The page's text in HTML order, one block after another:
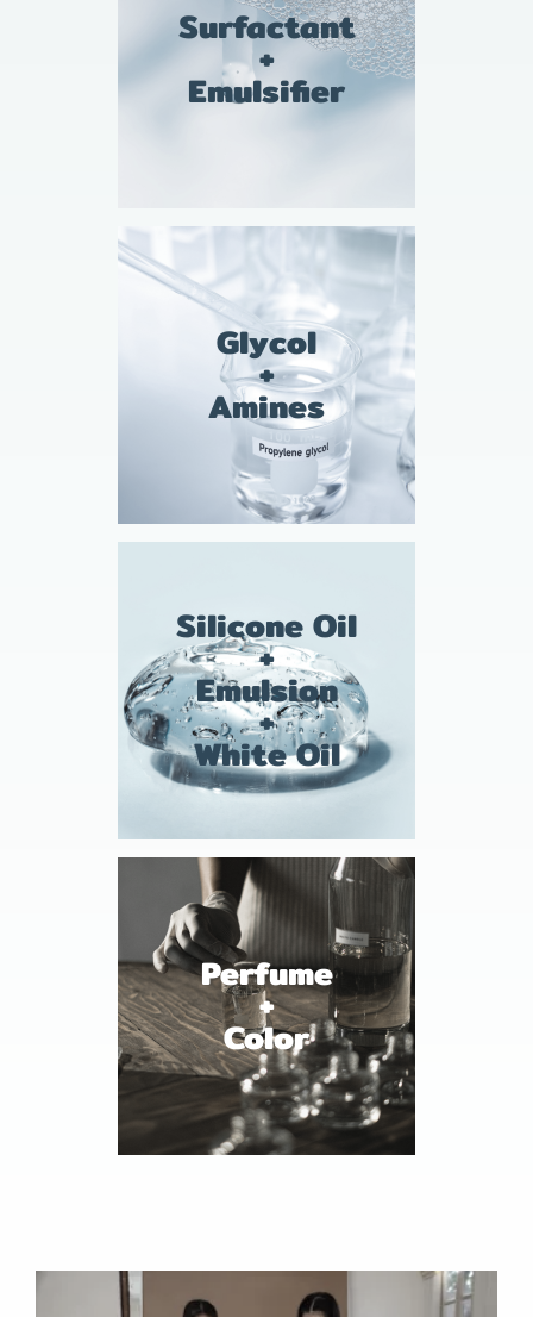
Surfactant
+
Emulsifier
Glycol
+
Amines
Silicone Oil
+
Emulsion
+
White Oil
Perfume
+
Color